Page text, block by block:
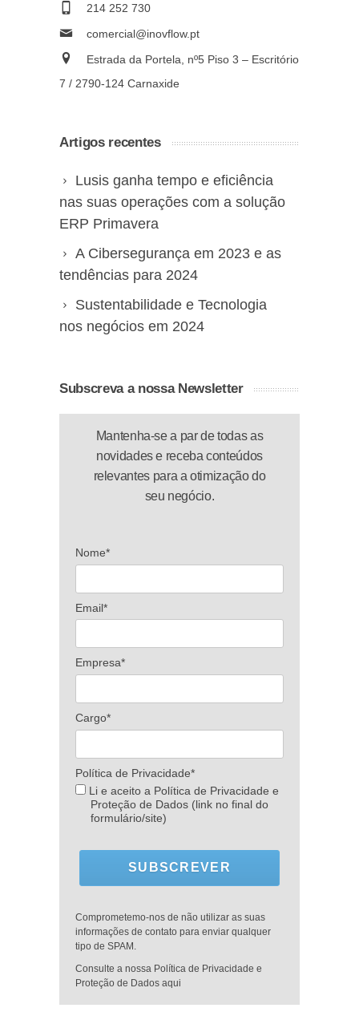
214 252 730
comercial@inovflow.pt
Estrada da Portela, nº5 Piso 3 – Escritório
7 / 2790-124 Carnaxide
Artigos recentes
Lusis ganha tempo e eficiência
nas suas operações com a solução
ERP Primavera
A Cibersegurança em 2023 e as
tendências para 2024
Sustentabilidade e Tecnologia
nos negócios em 2024
Subscreva a nossa Newsletter
Mantenha-se a par de todas as
novidades e receba conteúdos
relevantes para a otimização do
seu negócio.
Nome*
Email*
Empresa*
Cargo*
Política de Privacidade*
Li e aceito a Política de Privacidade e
Proteção de Dados (link no final do
formulário/site)
SUBSCREVER
Comprometemo-nos de não utilizar as suas
informações de contato para enviar qualquer
tipo de SPAM.
Consulte a nossa Política de Privacidade e
Proteção de Dados aqui